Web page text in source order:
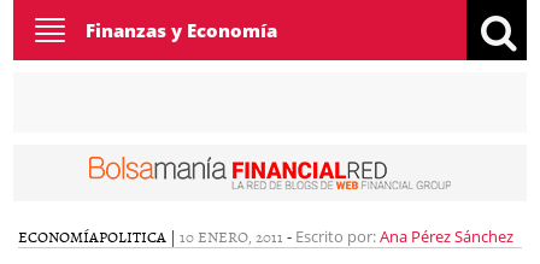
Toggle
navigation
Finanzas y Economía
ECONOMÍAPOLITICA | 10 ENERO, 2011 - Escrito por:Ana Pérez Sánchez